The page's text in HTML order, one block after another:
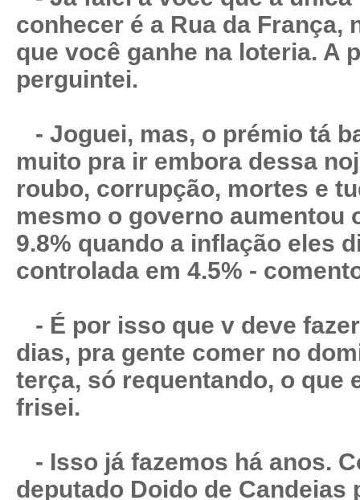
conhecer é a Rua da França,
que você ganhe na loteria. A
perguintei.
- Joguei, mas, o prémio tá
muito pra ir embora dessa
roubo, corrupção, mortes e
mesmo o governo aumentou
9.8% quando a inflação eles
controlada em 4.5% -
- É por isso que v deve
dias, pra gente comer no
terça, só requentando, o que
frisei.
- Isso já fazemos há anos.
deputado Doido de Candeias